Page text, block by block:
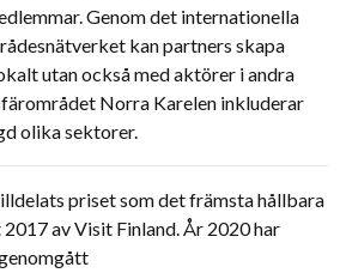
Genom det internationella
kan partners skapa
utan också med aktörer i andra
Norra Karelen inkluderar
olika sektorer.
priset som det främsta hållbara
av Visit Finland. År 2020 har